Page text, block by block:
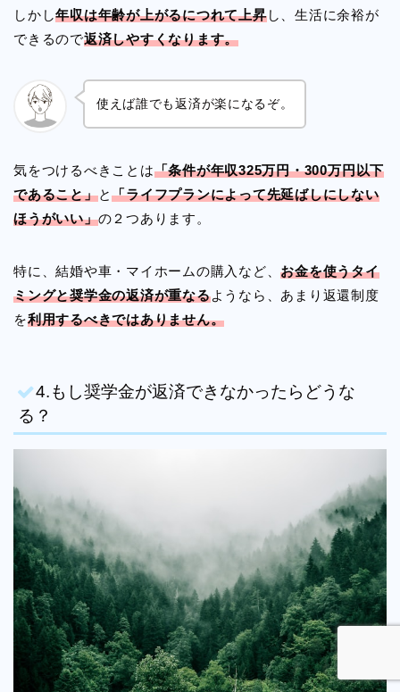
しかし年収は年齢が上がるにつれて上昇し、生活に余裕が
できるので返済しやすくなります。
使えば誰でも返済が楽になるぞ。
気をつけるべきことは「条件が年収325万円・300万円以下
であること」と「ライフプランによって先延ばしにしない
ほうがいい」の２つあります。
特に、結婚や車・マイホームの購入など、お金を使うタイ
ミングと奨学金の返済が重なるようなら、あまり返還制度
を利用するべきではありません。
4.もし奨学金が返済できなかったらどうな
る？